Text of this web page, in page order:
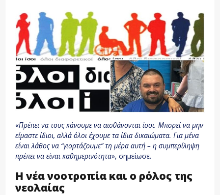
«Πρέπει να τους κάνουμε να αισθάνονται ίσοι. Μπορεί να μην
είμαστε ίδιοι, αλλά όλοι έχουμε τα ίδια δικαιώματα. Για μένα
είναι λάθος να “γιορτάζουμε” τη μέρα αυτή – η συμπερίληψη
πρέπει να είναι καθημερινότητα», σημείωσε.
Η νέα νοοτροπία και ο ρόλος της
νεολαίας